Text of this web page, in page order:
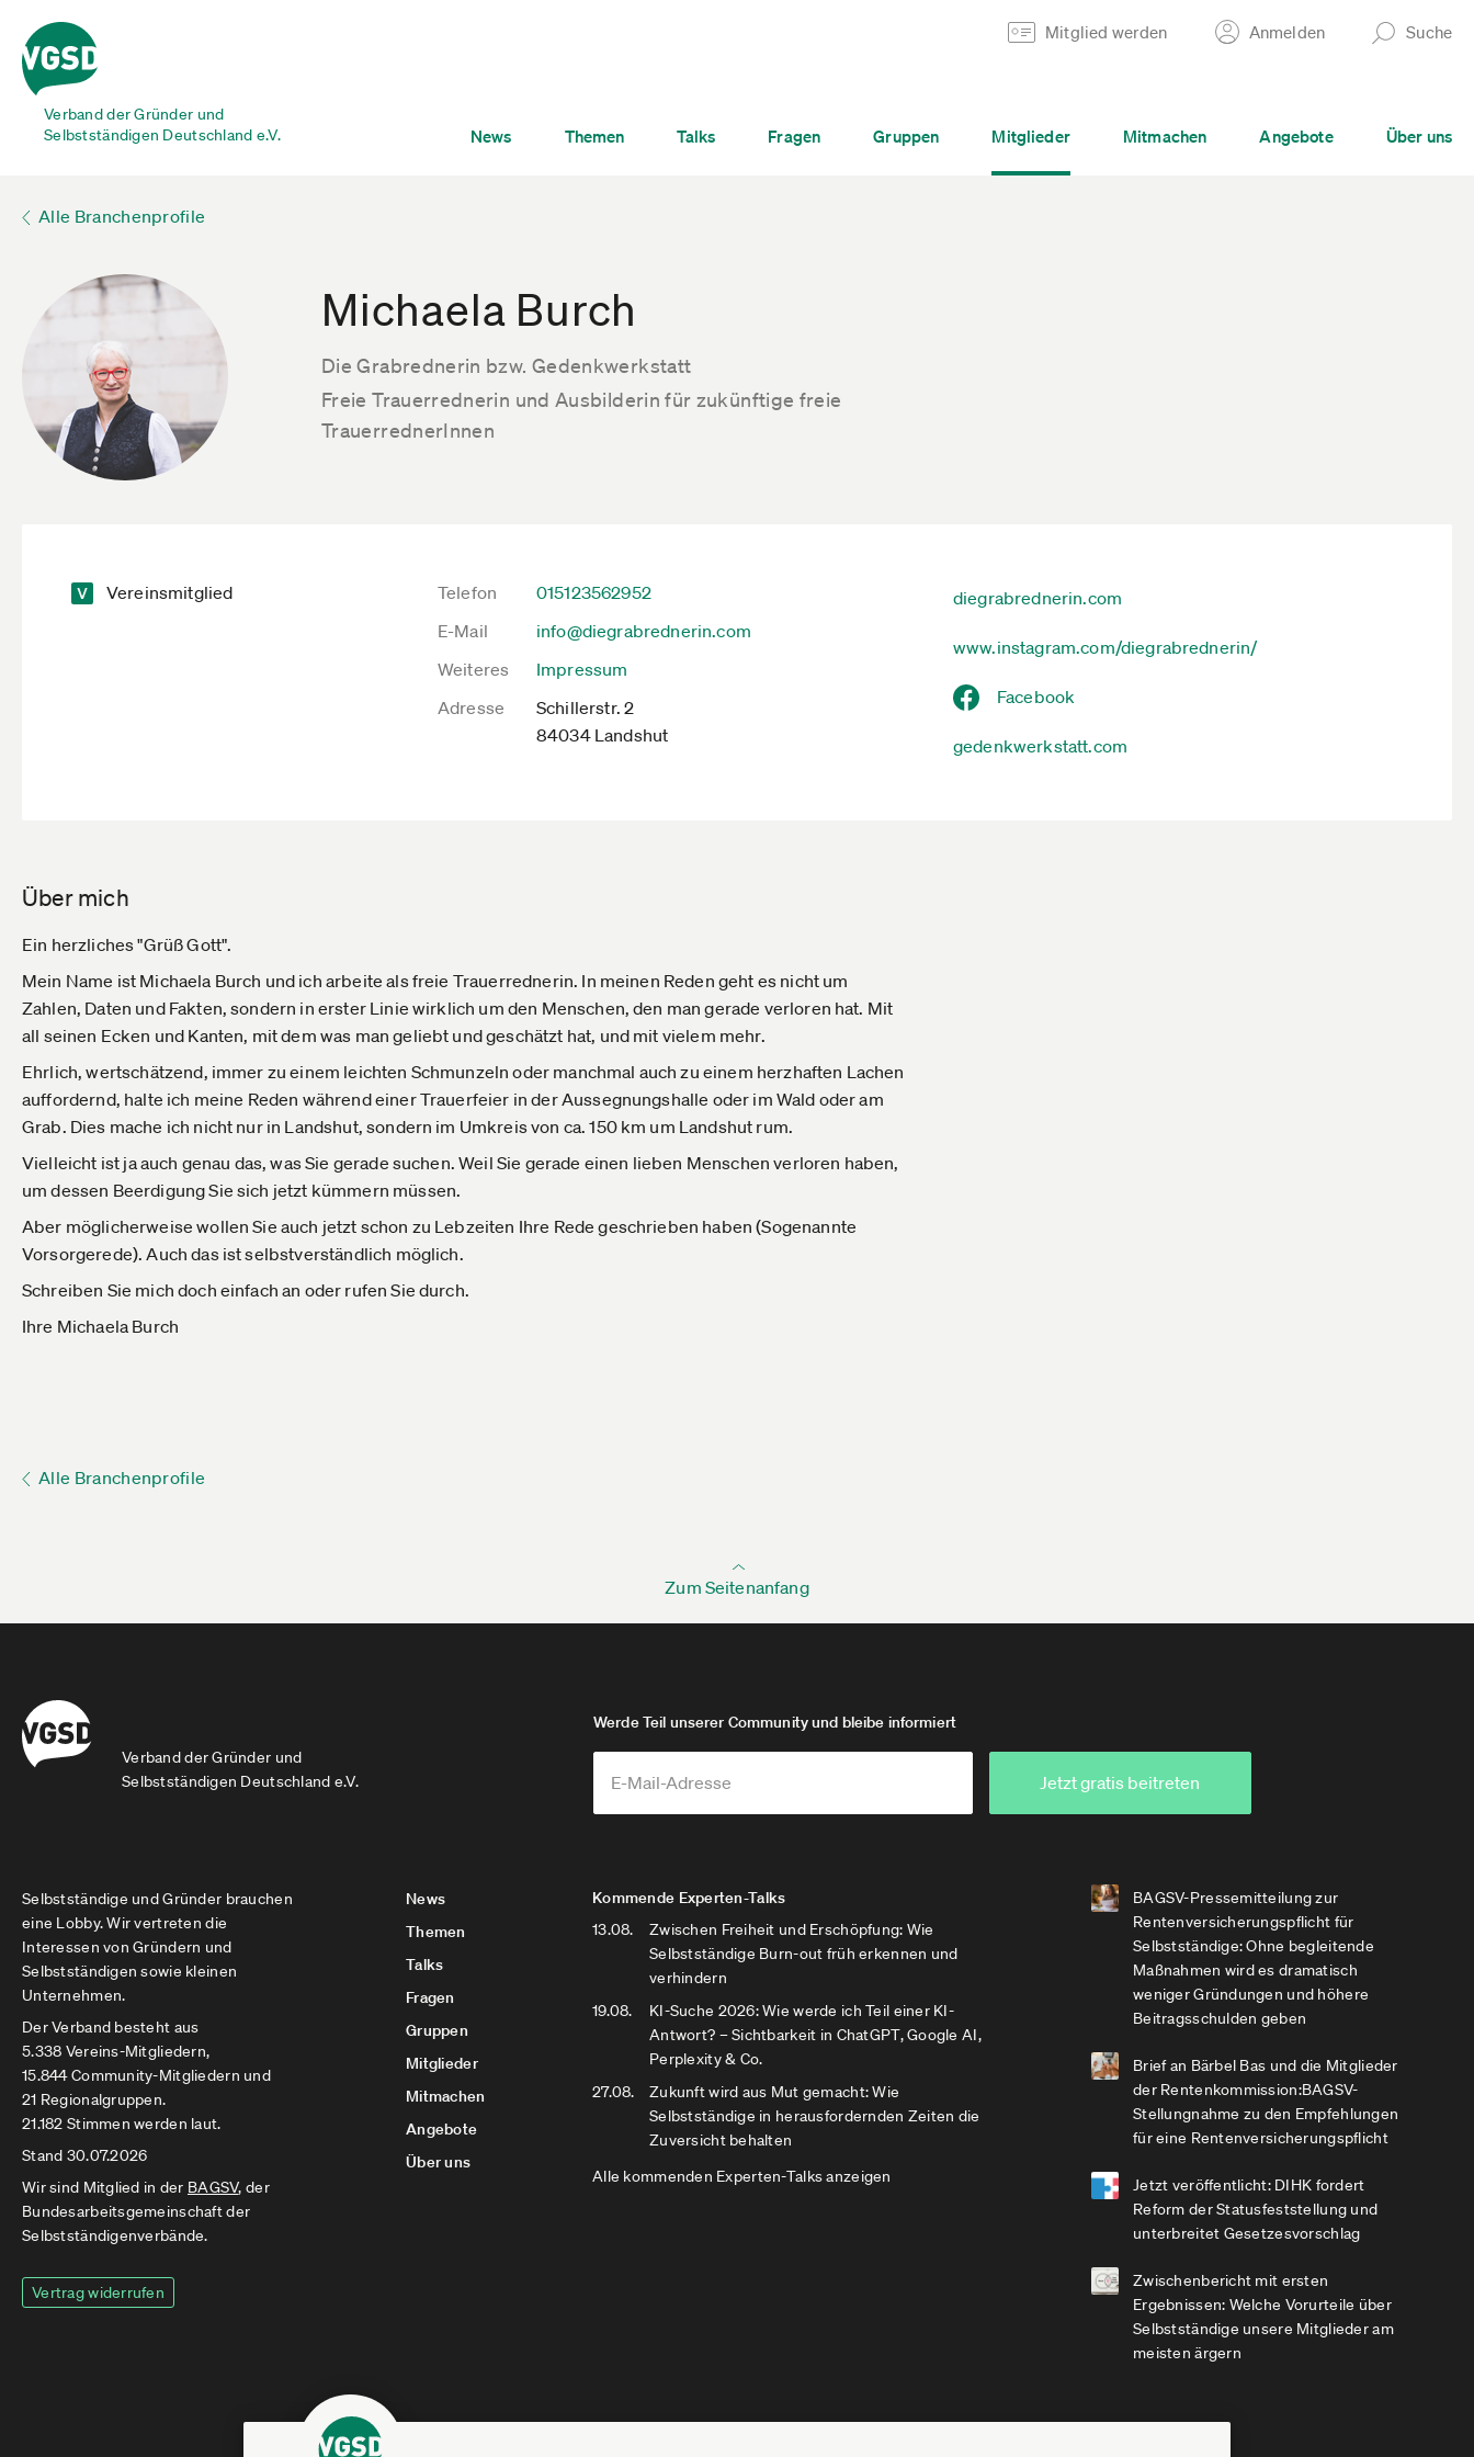
Verband der Gründer und
Selbstständigen Deutschland e.V.
Mitglied werden Anmelden Suche
News Themen Talks Fragen Gruppen Mitglieder Mitmachen Angebote Über uns
Alle Branchenprofile
Michaela Burch
Die Grabrednerin bzw. Gedenkwerkstatt
Freie Trauerrednerin und Ausbilderin für zukünftige freie
TrauerrednerInnen
Vereinsmitglied Telefon
015123562952
E-Mail
info@diegrabrednerin.com
Weiteres
Impressum
Adresse
Schillerstr. 2
84034 Landshut
diegrabrednerin.com
www.instagram.com/diegrabrednerin/
Facebook
gedenkwerkstatt.com
Über mich
Ein herzliches "Grüß Gott".
Mein Name ist Michaela Burch und ich arbeite als freie Trauerrednerin. In meinen Reden geht es nicht um
Zahlen, Daten und Fakten, sondern in erster Linie wirklich um den Menschen, den man gerade verloren hat. Mit
all seinen Ecken und Kanten, mit dem was man geliebt und geschätzt hat, und mit vielem mehr.
Ehrlich, wertschätzend, immer zu einem leichten Schmunzeln oder manchmal auch zu einem herzhaften Lachen
auffordernd, halte ich meine Reden während einer Trauerfeier in der Aussegnungshalle oder im Wald oder am
Grab. Dies mache ich nicht nur in Landshut, sondern im Umkreis von ca. 150 km um Landshut rum.
Vielleicht ist ja auch genau das, was Sie gerade suchen. Weil Sie gerade einen lieben Menschen verloren haben,
um dessen Beerdigung Sie sich jetzt kümmern müssen.
Aber möglicherweise wollen Sie auch jetzt schon zu Lebzeiten Ihre Rede geschrieben haben (Sogenannte
Vorsorgerede). Auch das ist selbstverständlich möglich.
Schreiben Sie mich doch einfach an oder rufen Sie durch.
Ihre Michaela Burch
Alle Branchenprofile
Zum Seitenanfang
Verband der Gründer und
Selbstständigen Deutschland e.V.
Werde Teil unserer Community und bleibe informiert
Jetzt gratis beitreten
Selbstständige und Gründer brauchen
eine Lobby. Wir vertreten die
Interessen von Gründern und
Selbstständigen sowie kleinen
Unternehmen.
Der Verband besteht aus
5.338 Vereins-Mitgliedern,
15.844 Community-Mitgliedern und
21 Regionalgruppen.
21.182 Stimmen werden laut.
Stand 30.07.2026
Wir sind Mitglied in der BAGSV, der
Bundesarbeitsgemeinschaft der
Selbstständigenverbände.
Vertrag widerrufen
News
Themen
Talks
Fragen
Gruppen
Mitglieder
Mitmachen
Angebote
Über uns
Kommende Experten-Talks
13.08.
Zwischen Freiheit und Erschöpfung: Wie
Selbstständige Burn-out früh erkennen und
verhindern
19.08.
KI-Suche 2026: Wie werde ich Teil einer KI-
Antwort? – Sichtbarkeit in ChatGPT, Google AI,
Perplexity & Co.
27.08.
Zukunft wird aus Mut gemacht: Wie
Selbstständige in herausfordernden Zeiten die
Zuversicht behalten
Alle kommenden Experten-Talks anzeigen
BAGSV-Pressemitteilung zur
Rentenversicherungspflicht für
Selbstständige: Ohne begleitende
Maßnahmen wird es dramatisch
weniger Gründungen und höhere
Beitragsschulden geben
Brief an Bärbel Bas und die Mitglieder
der Rentenkommission:BAGSV-
Stellungnahme zu den Empfehlungen
für eine Rentenversicherungspflicht
Jetzt veröffentlicht: DIHK fordert
Reform der Statusfeststellung und
unterbreitet Gesetzesvorschlag
Zwischenbericht mit ersten
Ergebnissen: Welche Vorurteile über
Selbstständige unsere Mitglieder am
meisten ärgern